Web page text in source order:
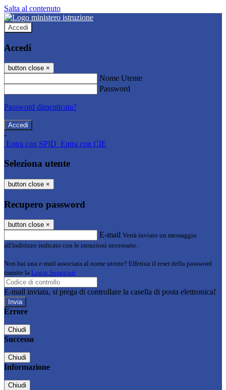
Salta al contenuto
Accedi
Accedi
button close ×
Nome Utente
Password
Password dimenticata?
-
Entra con SPID Entra con CIE
Seleziona utente
button close ×
Recupero password
button close ×
E-mail Verrà inviato un messaggio
all'indirizzo indicato con le istruzioni necessarie.
Non hai una e-mail associata al nome utente? Effettua il reset della password
tramite la Login Spaggiari
E-mail inviata, si prega di controllare la casella di posta elettronica!
Errore
Chiudi
Successo
Chiudi
Informazione
Chiudi